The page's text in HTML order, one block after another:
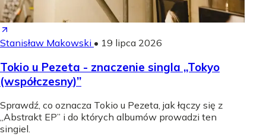
Stanisław Makowski • 19 lipca 2026
Tokio u Pezeta - znaczenie singla „Tokyo
(współczesny)”
Sprawdź, co oznacza Tokio u Pezeta, jak łączy się z
„Abstrakt EP” i do których albumów prowadzi ten
singiel.